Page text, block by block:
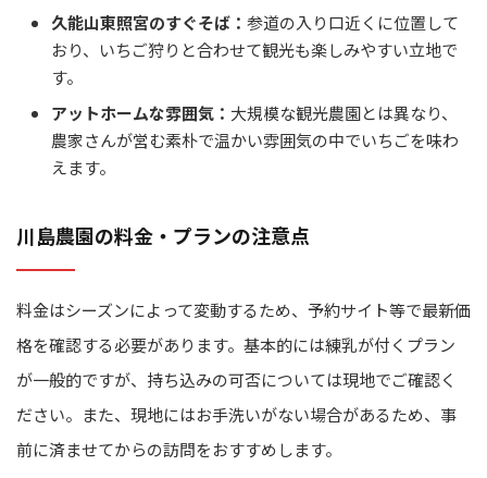
久能山東照宮のすぐそば： 参道の入り口近くに位置して
おり、いちご狩りと合わせて観光も楽しみやすい立地で
す。
アットホームな雰囲気： 大規模な観光農園とは異なり、
農家さんが営む素朴で温かい雰囲気の中でいちごを味わ
えます。
川島農園の料金・プランの注意点
料金はシーズンによって変動するため、予約サイト等で最新価
格を確認する必要があります。基本的には練乳が付くプラン
が一般的ですが、持ち込みの可否については現地でご確認く
ださい。また、現地にはお手洗いがない場合があるため、事
前に済ませてからの訪問をおすすめします。